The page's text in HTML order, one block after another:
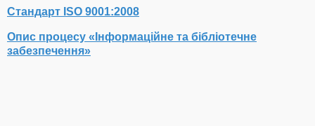
Стандарт ISO 9001:2008
Опис процесу «Інформаційне та бібліотечне
забезпечення»